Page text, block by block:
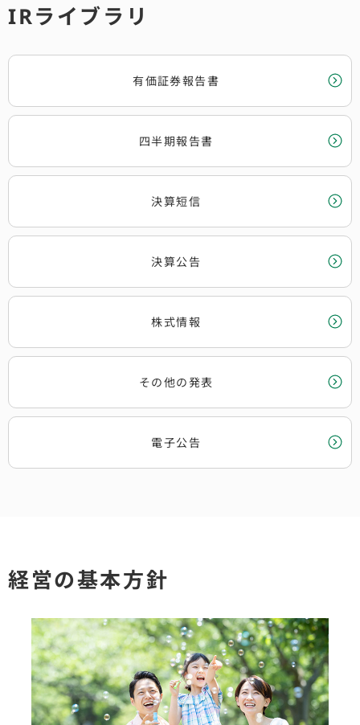
IRライブラリ
有価証券報告書
四半期報告書
決算短信
決算公告
株式情報
その他の発表
電子公告
経営の基本方針